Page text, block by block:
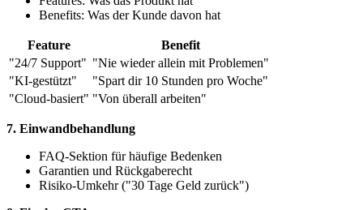
Benefits: Was der Kunde davon hat
Feature
Benefit
"24/7 Support" "Nie wieder allein mit Problemen"
"KI-gestützt"
"Spart dir 10 Stunden pro Woche"
"Cloud-basiert" "Von überall arbeiten"
7. Einwandbehandlung
FAQ-Sektion für häufige Bedenken
Garantien und Rückgaberecht
Risiko-Umkehr ("30 Tage Geld zurück")